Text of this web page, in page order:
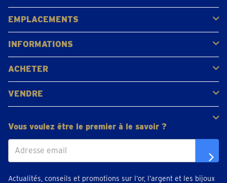
Acheter
Vendre
Vente aux enchères
EMPLACEMENTS
Gerpinnes
Liège
Namur
Waterloo
Woluwe-Saint-Lambert
Voir tous les emplacements
INFORMATIONS
FAQ
Avis clients
ACHETER
Acheter de l'or
Acheter des pièces
Acheter de l'argent
VENDRE
Bijoux en or
Pièces d'or
Lingots d'or
Vous voulez être le premier à le savoir ?
Actualités, conseils et promotions sur l’or, l’argent et les bijoux